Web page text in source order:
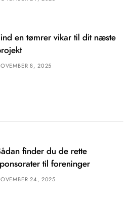
en tømrer vikar til dit næste
8, 2025
finder du de rette
til foreninger
24, 2025